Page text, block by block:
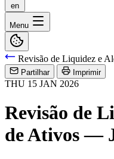
en
Menu
Revisão de Liquidez e
Partilhar Imprimir
THU 15 JAN 2026
Revisão de
de Ativos —